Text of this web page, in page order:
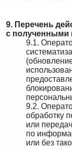
9. Перечень
с
9.1.
9.2.
обработку
или
по
или без